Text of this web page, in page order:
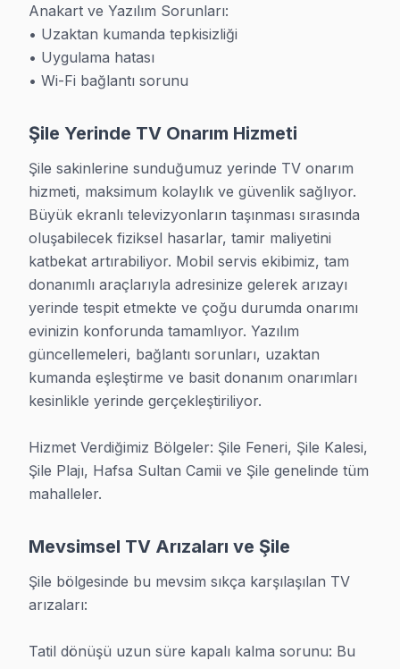
» Sorununuz bunların dışındaysa da arayın —
Yerinde TV Tamiri
• Şile Yolu (D-020) ve E-80 bağlantısı ve Ümraniye-
• Teknisyen tam donanımlı geliyor — çoğu arıza
• Orijinal yedek parça araçta hazır
Fabrika Servis olarak Anadolu Yakası'nın her
Neden Bizi Seçiyorlar?
Şile TV TV Tamiri İçin Sertifikalı Uzman Teknisyen Ekibi
Fabrika Servis'i Şile'da farklı kılan nedir? Kısa cevap:
• 15+ yıl: Sektörde bu kadar süredir aynı kalitede
• Gerçek uzman: 25+ sertifikalı teknisyen, her biri
• Parça garantisi: Değiştirdiğimiz her parça için 1-2
• Sıfır sürpriz: Teklif verdik, onayladınız, o fiyata
• Yerinde servis: TV'nizi taşımak zorunda değilsiniz,
Garanti Koşullarımız
Şile TV TV Servis Garanti Belgesi - 1 Yıl Parça Güvencesi
• 6 ay işçilik garantisi: Tüm işçilik 6 ay boyunca
Anakart ve Yazılım Sorunları:
• Uzaktan kumanda tepkisizliği
• Uygulama hatası
• Wi-Fi bağlantı sorunu
Şile Yerinde TV Onarım Hizmeti
Şile sakinlerine sunduğumuz yerinde TV onarım
hizmeti, maksimum kolaylık ve güvenlik sağlıyor.
Büyük ekranlı televizyonların taşınması sırasında
oluşabilecek fiziksel hasarlar, tamir maliyetini
katbekat artırabiliyor. Mobil servis ekibimiz, tam
donanımlı araçlarıyla adresinize gelerek arızayı
yerinde tespit etmekte ve çoğu durumda onarımı
evinizin konforunda tamamlıyor. Yazılım
güncellemeleri, bağlantı sorunları, uzaktan
kumanda eşleştirme ve basit donanım onarımları
kesinlikle yerinde gerçekleştiriliyor.
Hizmet Verdiğimiz Bölgeler: Şile Feneri, Şile Kalesi,
Şile Plajı, Hafsa Sultan Camii ve Şile genelinde tüm
mahalleler.
Mevsimsel TV Arızaları ve Şile
Şile bölgesinde bu mevsim sıkça karşılaşılan TV
arızaları:
Tatil dönüşü uzun süre kapalı kalma sorunu: Bu